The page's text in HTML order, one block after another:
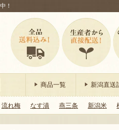
！
商品一覧 新潟直送
流れ梅 なす漬 燕三条 新潟米